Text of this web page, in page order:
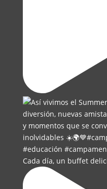
Cada día, un buffet